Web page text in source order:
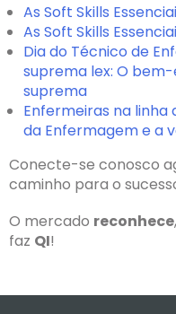
As Soft Skills
As Soft Skills
Dia do Técnico de
suprema lex: O
suprema
Enfermeiras na
da Enfermagem e a
Conecte-se conosco
caminho para o
O mercado reconhece,
faz QI!